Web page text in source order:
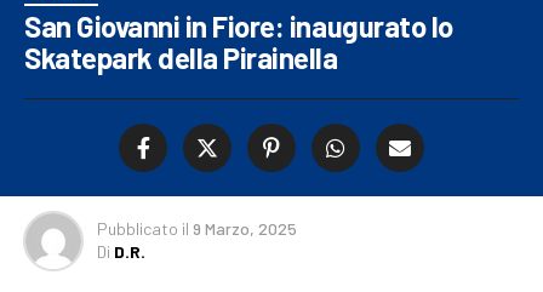
San Giovanni in Fiore: inaugurato lo
Skatepark della Pirainella
Pubblicato il 9 Marzo, 2025
Di D.R.